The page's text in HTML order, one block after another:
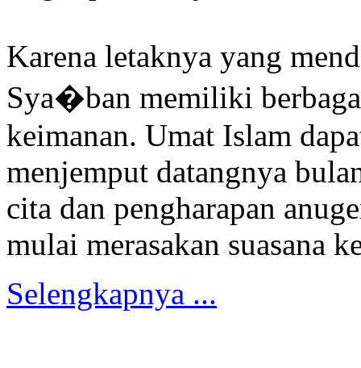
Karena letaknya yang
Sya�ban memiliki
keimanan. Umat Islam
menjemput datangnya
cita dan pengharapan
mulai merasakan suasana
Selengkapnya ...